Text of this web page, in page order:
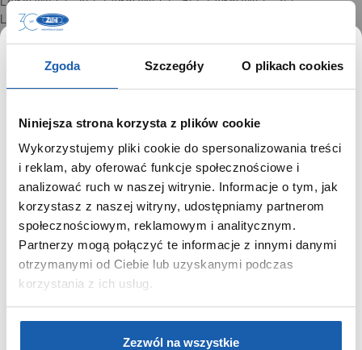
Zgoda Szczegóły O plikach cookies
Niniejsza strona korzysta z plików cookie
Wykorzystujemy pliki cookie do spersonalizowania treści
i reklam, aby oferować funkcje społecznościowe i
analizować ruch w naszej witrynie. Informacje o tym, jak
korzystasz z naszej witryny, udostępniamy partnerom
społecznościowym, reklamowym i analitycznym.
Partnerzy mogą połączyć te informacje z innymi danymi
otrzymanymi od Ciebie lub uzyskanymi podczas
korzystania z ich usług.
Zezwól na wszystkie
LA680WEL -8EF 3284
Misja, wizja i wartości Grupy Zibi
Ważne daty
Kariera
Zgoda na ciasteczka
PRODUKTY
Instrumenty muzyczne
Kalkulatory
SIECI SPRZEDAŻY
SZANOWNY UŻYTKOWNIKU,
SZANOWNA UŻYTKOWNICZKO
Używamy plików cookie w celach analitycznych,
statystycznych i marketingowych, w tym aby analizować
ruch w tej witrynie, optymalizować jej działanie oraz
zapamiętywać Twoje preferencje.